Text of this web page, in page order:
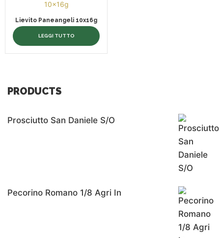
Lievito Paneangeli 10x16g
LEGGI TUTTO
PRODUCTS
Prosciutto San Daniele S/o
Pecorino Romano 1/8 Agri In